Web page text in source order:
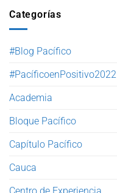
Categorías
#Blog Pacífico
#PacíficoenPositivo2022
Academia
Bloque Pacífico
Capítulo Pacífico
Cauca